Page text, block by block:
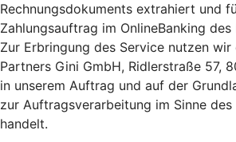
Rechnungsdokuments extrahiert und
Zahlungsauftrag im OnlineBanking
Zur Erbringung des Service nutzen wir
Partners Gini GmbH, Ridlerstraße 57,
in unserem Auftrag und auf der
zur Auftragsverarbeitung im Sinne des
handelt.